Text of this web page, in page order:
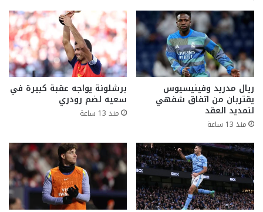
ريال مدريد وفينيسيوس
يقتربان من اتفاق شفهي
لتمديد العقد
منذ 13 ساعة
برشلونة يواجه عقبة كبيرة في
سعيه لضم رودري
منذ 13 ساعة